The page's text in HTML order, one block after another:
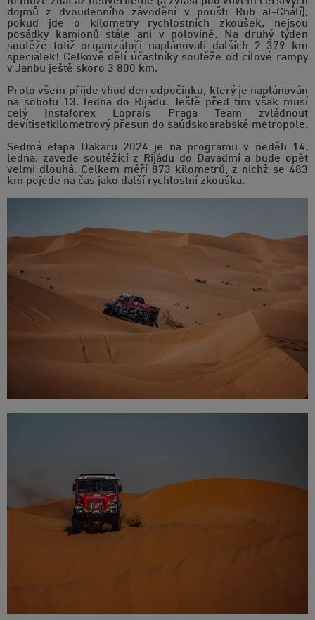
dojmů z dvoudenního závodění v poušti Rub al-Chálí),
pokud jde o kilometry rychlostních zkoušek, nejsou
posádky kamionů stále ani v polovině. Na druhý týden
soutěže totiž organizátoři naplánovali dalších 2 379 km
speciálek! Celkově dělí účastníky soutěže od cílové rampy
v Janbu ještě skoro 3 800 km.
Proto všem přijde vhod den odpočinku, který je naplánován
na sobotu 13. ledna do Rijádu. Ještě před tím však musí
celý Instaforex Loprais Praga Team zvládnout
devítisetkilometrový přesun do saúdskoarabské metropole.
Sedmá etapa Dakaru 2024 je na programu v neděli 14.
ledna, zavede soutěžící z Rijádu do Davadmí a bude opět
velmi dlouhá. Celkem měří 873 kilometrů, z nichž se 483
km pojede na čas jako další rychlostní zkouška.